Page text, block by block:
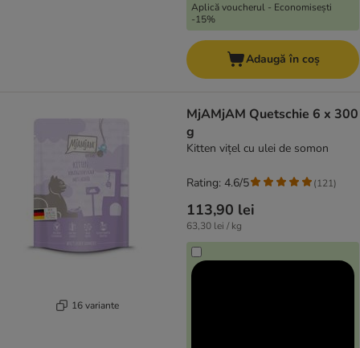
Aplică voucherul - Economisești
-15%
Adaugă în coș
16 variante
MjAMjAM Quetschie 6 x 300
g
Kitten vițel cu ulei de somon
113,90 lei
63,30 lei / kg
Rating: 4.6/5 (121)